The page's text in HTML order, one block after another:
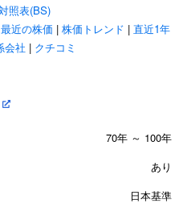
照表(BS)
最近の株価 | 株価トレンド | 直近1年
会社 | クチコミ
70年 ～ 100年
あり
日本基準